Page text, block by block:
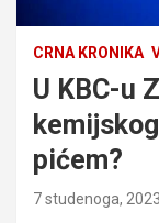
CRNA KRONIKA
U KBC-u
pićem?
7 studenoga, 2023